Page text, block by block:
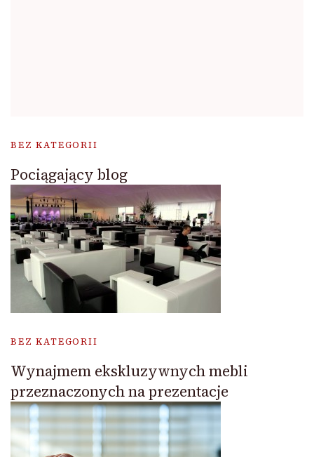
BEZ KATEGORII
Pociągający blog
BEZ KATEGORII
Wynajmem ekskluzywnych mebli
przeznaczonych na prezentacje